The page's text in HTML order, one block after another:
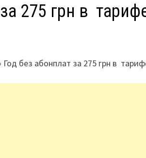
275 грн в
Год без абонплат за 275 грн в